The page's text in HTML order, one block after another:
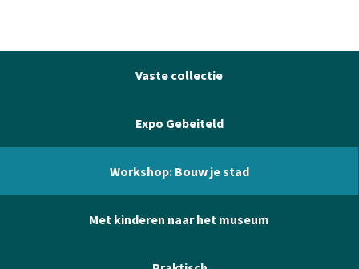
Vaste collectie
Expo Gebeiteld
Workshop: Bouw je stad
Met kinderen naar het museum